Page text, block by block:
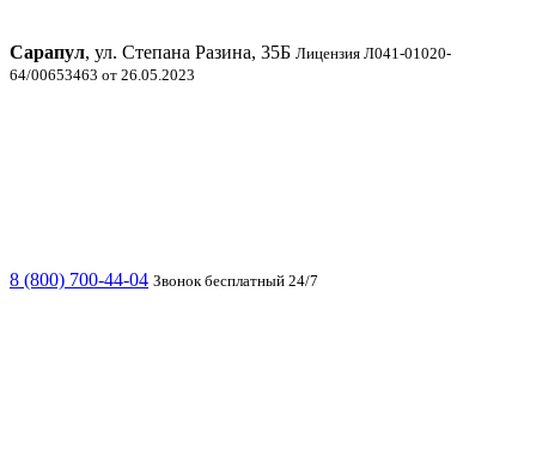
Сарапул, ул. Степана Разина, 35Б Лицензия Л041-01020-
64/00653463 от 26.05.2023
8 (800) 700-44-04 Звонок бесплатный 24/7